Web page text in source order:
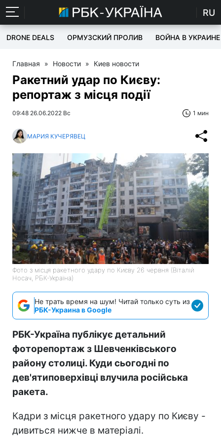
RU
DRONE DEALS ОРМУЗСКИЙ ПРОЛИВ ВОЙНА В УКРАИНЕ
Главная » Новости » Киев новости
Ракетний удар по Києву:
репортаж з місця події
09:48 26.06.2022 Вс 1 мин
МАРИЯ КУЧЕРЯВЕЦ
Фото з місця ракетного удару по Києву 26 червня (Віталій
Носач, РБК-Україна)
Не трать время на шум! Читай только суть из
РБК-Украина в Google
РБК-Україна публікує детальний
фоторепортаж з Шевченківського
району столиці. Куди сьогодні по
дев'ятиповерхівці влучила російська
ракета.
Кадри з місця ракетного удару по Києву -
дивиться нижче в матеріалі.